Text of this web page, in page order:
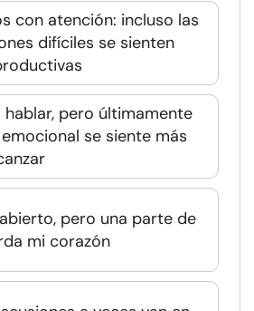
con atención: incluso las
difíciles se sienten
pero últimamente
se siente más
pero una parte de
mi corazón